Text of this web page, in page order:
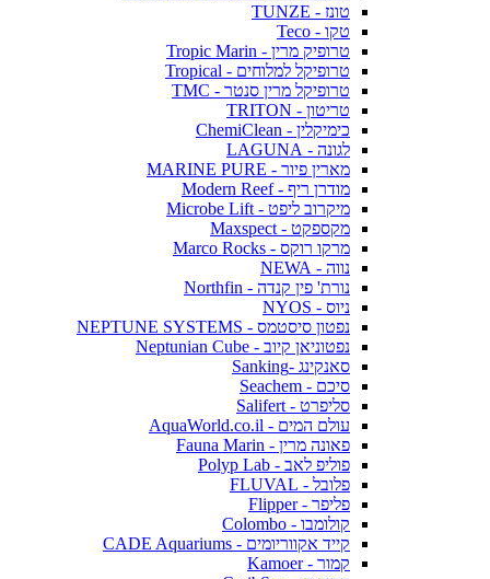
טונז - TUNZE
טקו - Teco
טרופיק מרין - Tropic Marin
טרופיקל למלוחים - Tropical
טרופיקל מרין סנטר - TMC
טריטון - TRITON
כימיקלין - ChemiClean
לגונה - LAGUNA
מארין פיור - MARINE PURE
מודרן ריף - Modern Reef
מיקרוב ליפט - Microbe Lift
מקספקט - Maxspect
מרקו רוקס - Marco Rocks
נווה - NEWA
נורת' פין קנדה - Northfin
ניוס - NYOS
נפטון סיסטמס - NEPTUNE SYSTEMS
נפטוניאן קיוב - Neptunian Cube
סאנקינג -Sanking
סיכם - Seachem
סליפרט - Salifert
עולם המים - AquaWorld.co.il
פאונה מרין - Fauna Marin
פוליפ לאב - Polyp Lab
פלובל - FLUVAL
פליפר - Flipper
קולומבו - Colombo
קייד אקווריומים - CADE Aquariums
קמור - Kamoer